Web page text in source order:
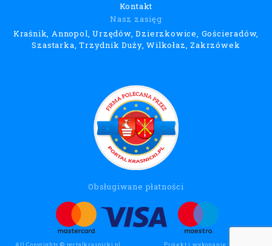
Kontakt
Nasz zasięg
Kraśnik, Annopol, Urzędów, Dzierzkowice, Gościeradów,
Szastarka, Trzydnik Duży, Wilkołaz, Zakrzówek
Obsługiwane płatności
All Copyrights © portalkrasnicki.pl Projekt i wykonanie: